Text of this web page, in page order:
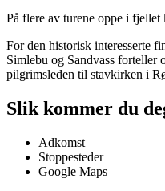
På flere av turene oppe i
For den historisk interesserte
Simlebu og Sandvass forteller
pilgrimsleden til stavkirken i
Slik kommer du
Adkomst
Stoppesteder
Google Maps